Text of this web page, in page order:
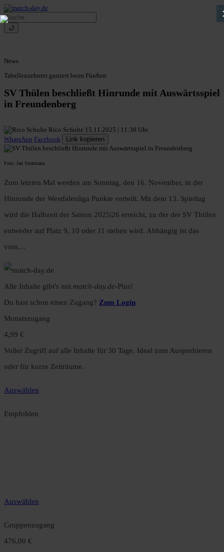
🌙
News
Tabellenzehnter gastiert beim Fünften
SV Thülen beschließt Hinrunde mit Auswärtsspiel
in Freundenberg
Rico Schulte 15.11.2025 | 11:30 Uhr
WhatsApp Facebook Link kopieren
Foto: Jan Stratmann
Zum letzten Mal werden am Sonntag, den 16. November, in der
Hinrunde der Westfalenliga Punkte verteilt. Mit dem 13. Spieltag
wird die Halbzeit der Saison 2025|26 erreicht, zu der der SV Thülen
entweder auf Platz 9, 10 oder 11 stehen wird. Abhängig ist das
vom…
Alle Inhalte gibt's mit match-day.de-Plus!
Du hast schon einen Zugang? Zum Login
Monatszugang
4,99 €
Voller Zugriff auf alle Inhalte für 30 Tage. Ideal zum Ausprobieren
oder für kurze Zeiträume.
Auswählen
Empfohlen
Auswählen
Gruppenzugang
476,00 €